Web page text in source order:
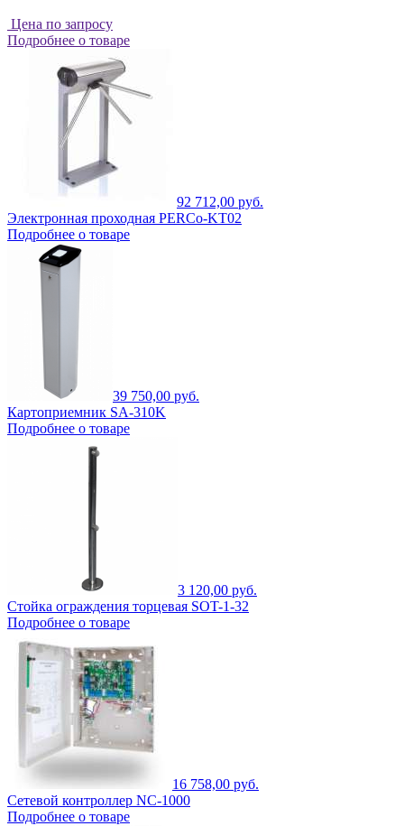
Цена по запросу
Подробнее о товаре
92 712,00 руб.
Электронная проходная PERCo-KT02
Подробнее о товаре
39 750,00 руб.
Картоприемник SA-310K
Подробнее о товаре
3 120,00 руб.
Стойка ограждения торцевая SOT-1-32
Подробнее о товаре
16 758,00 руб.
Сетевой контроллер NC-1000
Подробнее о товаре